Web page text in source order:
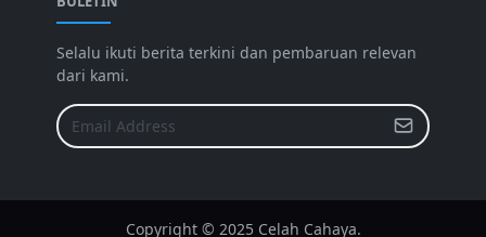
Selalu ikuti berita terkini dan pembaruan relevan
dari kami.
Copyright © 2025 Celah Cahaya.